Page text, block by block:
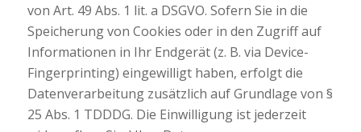
von Art. 49 Abs. 1 lit. a DSGVO. Sofern Sie in die
Speicherung von Cookies oder in den Zugriff auf
Informationen in Ihr Endgerät (z. B. via Device-
Fingerprinting) eingewilligt haben, erfolgt die
Datenverarbeitung zusätzlich auf Grundlage von §
25 Abs. 1 TDDDG. Die Einwilligung ist jederzeit